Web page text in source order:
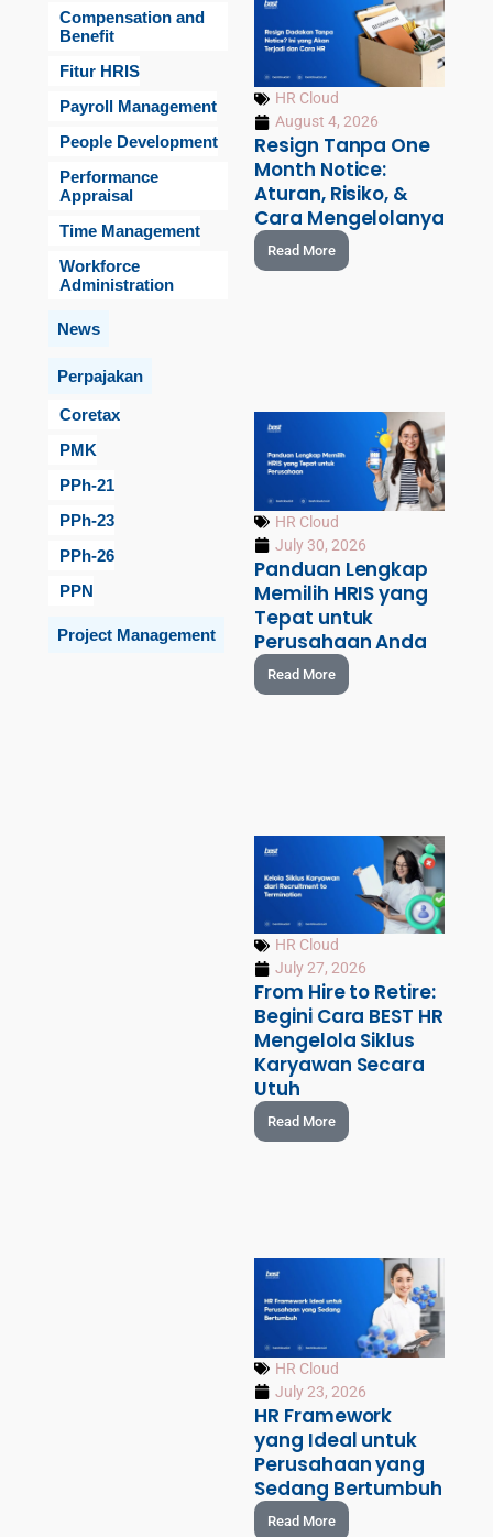
Compensation and
Benefit
Fitur HRIS
Payroll Management
People Development
Performance
Appraisal
Time Management
Workforce
Administration
News
Perpajakan
Coretax
PMK
PPh-21
PPh-23
PPh-26
PPN
Project Management
HR Cloud
August 4, 2026
Resign Tanpa One
Month Notice:
Aturan, Risiko, &
Cara Mengelolanya
Read More
HR Cloud
July 30, 2026
Panduan Lengkap
Memilih HRIS yang
Tepat untuk
Perusahaan Anda
Read More
HR Cloud
July 27, 2026
From Hire to Retire:
Begini Cara BEST HR
Mengelola Siklus
Karyawan Secara
Utuh
Read More
HR Cloud
July 23, 2026
HR Framework
yang Ideal untuk
Perusahaan yang
Sedang Bertumbuh
Read More